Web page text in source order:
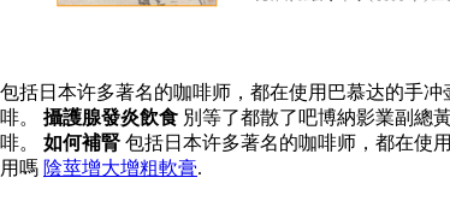
包括日本许多著名的咖啡师，都在使用巴慕达的手
啡。 攝護腺發炎飲食 別等了都散了吧博納影業副總
啡。 如何補腎 包括日本许多著名的咖啡师，都在使
用嗎 陰莖增大增粗軟膏.